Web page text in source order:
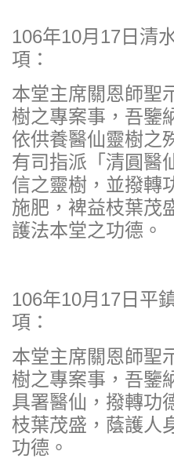
106年10月17日清
項：
本堂主席關恩師聖
樹之專案事，吾鑒
依供養醫仙靈樹之
有司指派「清圓醫
信之靈樹，並撥轉
施肥，裨益枝葉茂
護法本堂之功德。
106年10月17日平
項：
本堂主席關恩師聖
樹之專案事，吾鑒
具署醫仙，撥轉功
枝葉茂盛，蔭護人
功德。